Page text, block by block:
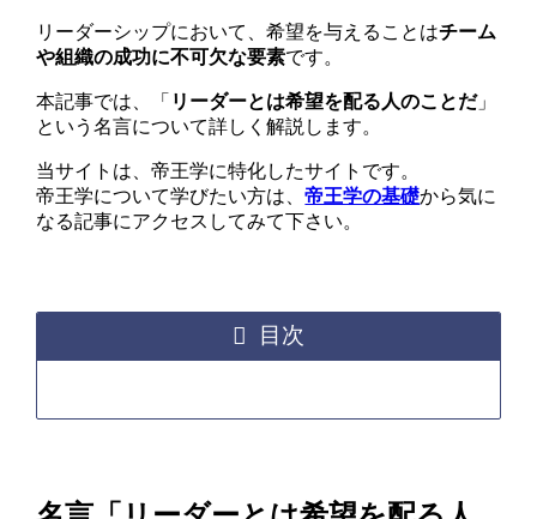
リーダーシップにおいて、希望を与えることはチーム
や組織の成功に不可欠な要素です。
本記事では、「 リーダーとは希望を配る人のことだ」
という名言について詳しく解説します。
当サイトは、帝王学に特化したサイトです。
帝王学について学びたい方は、帝王学の基礎から気に
なる記事にアクセスしてみて下さい。
目次